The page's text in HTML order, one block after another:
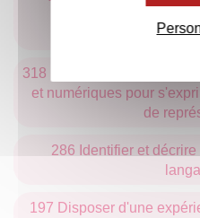
professionnels, par
318 Maîtriser différents
et numériques pour
de
286 Identifier et
197 Disposer d'une